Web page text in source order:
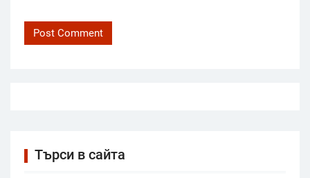
Търси в сайта